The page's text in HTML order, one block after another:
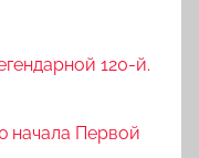
120-й.
начала Первой